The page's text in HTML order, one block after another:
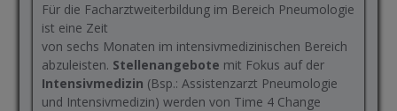
Für die Facharztweiterbildung im Bereich Pneumologie
ist eine Zeit
von sechs Monaten im intensivmedizinischen Bereich
abzuleisten. Stellenangebote mit Fokus auf der
Intensivmedizin (Bsp.: Assistenzarzt Pneumologie
und Intensivmedizin) werden von Time 4 Change